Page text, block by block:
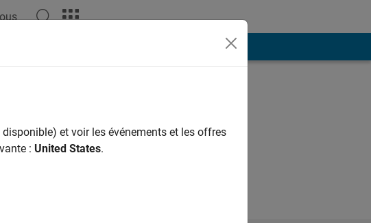
et voir les événements et les offres
: United States.